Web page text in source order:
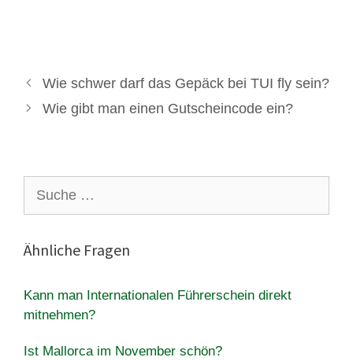
Wie schwer darf das Gepäck bei TUI fly sein?
Wie gibt man einen Gutscheincode ein?
nach:
Ähnliche Fragen
Kann man Internationalen Führerschein direkt
mitnehmen?
Ist Mallorca im November schön?